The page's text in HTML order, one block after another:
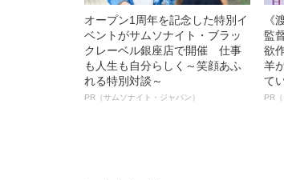
オープン1周年を記念した特別イ
ベントがサムソナイト・ブラッ
クレーベル銀座店で開催 仕事
も人生も自分らしく～笑顔あふ
れる特別対談～
PR（サムソナイト・ジャパン）
《
監
欲
羊
て
PR